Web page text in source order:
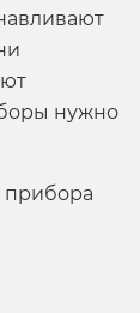
нужно
прибора